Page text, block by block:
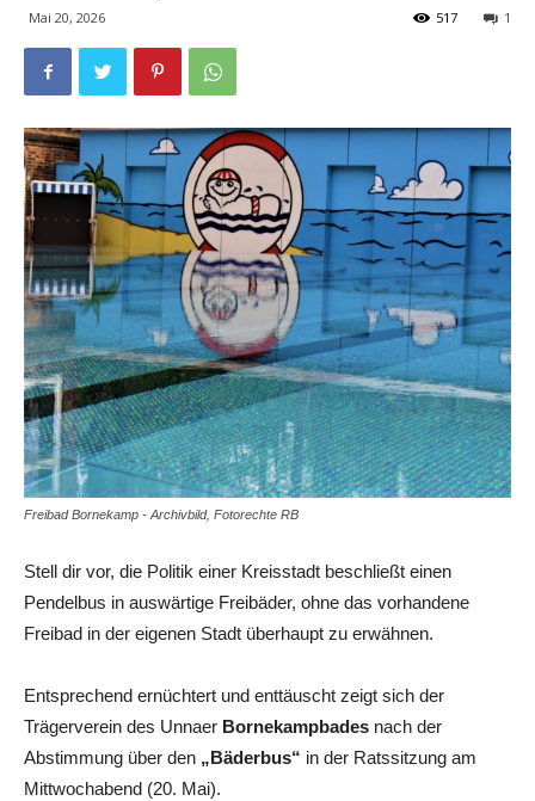
Mai 20, 2026 1
517
Freibad Bornekamp - Archivbild, Fotorechte RB
Stell dir vor, die Politik einer Kreisstadt beschließt einen
Pendelbus in auswärtige Freibäder, ohne das vorhandene
Freibad in der eigenen Stadt überhaupt zu erwähnen.
Entsprechend ernüchtert und enttäuscht zeigt sich der
Trägerverein des Unnaer Bornekampbades nach der
Abstimmung über den „Bäderbus“ in der Ratssitzung am
Mittwochabend (20. Mai).